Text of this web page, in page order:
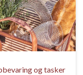
og tasker